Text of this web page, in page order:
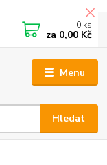
Menu
Hledat
0 ks
za 0,00 Kč